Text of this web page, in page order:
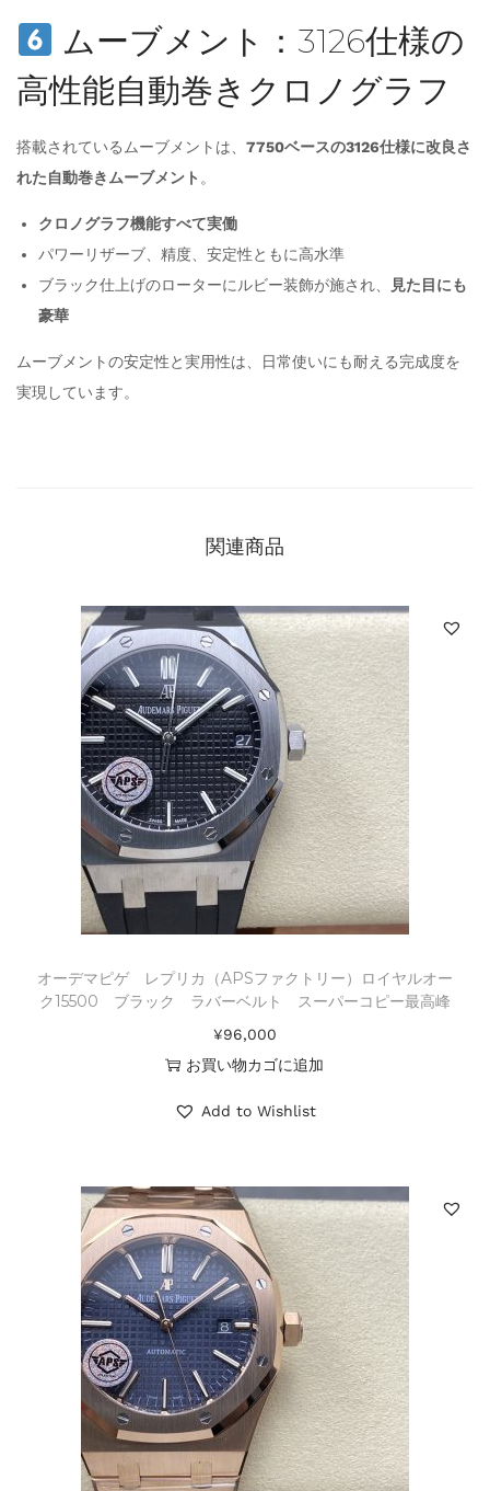
ムーブメント：3126仕様の
高性能自動巻きクロノグラフ
搭載されているムーブメントは、 7750ベースの3126仕様に改良さ
れた自動巻きムーブメント 。
クロノグラフ機能すべて実働
パワーリザーブ、精度、安定性ともに高水準
ブラック仕上げのローターにルビー装飾が施され、
見た目にも
豪華
ムーブメントの安定性と実用性は、日常使いにも耐える完成度を
実現しています。
関連商品
オーデマピゲ レプリカ（APSファクトリー）ロイヤルオー
ク15500 ブラック ラバーベルト スーパーコピー最高峰
¥96,000
お買い物カゴに追加
Add to Wishlist